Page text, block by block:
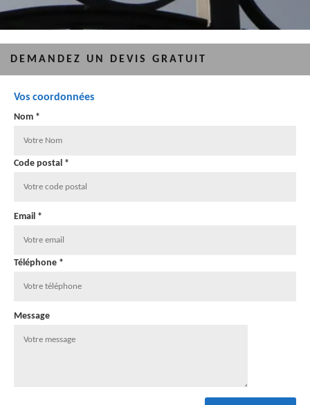
DEMANDEZ UN DEVIS GRATUIT
Vos coordonnées
Nom *
Code postal *
Email *
Téléphone *
Message